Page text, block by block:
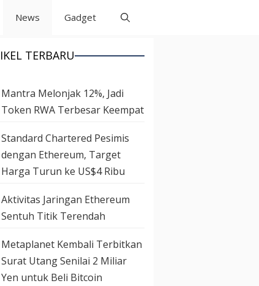
News Gadget
TERBARU
Mantra Melonjak 12%, Jadi
Token RWA Terbesar Keempat
Standard Chartered Pesimis
dengan Ethereum, Target
Harga Turun ke US$4 Ribu
Aktivitas Jaringan Ethereum
Sentuh Titik Terendah
Metaplanet Kembali Terbitkan
Surat Utang Senilai 2 Miliar
Yen untuk Beli Bitcoin